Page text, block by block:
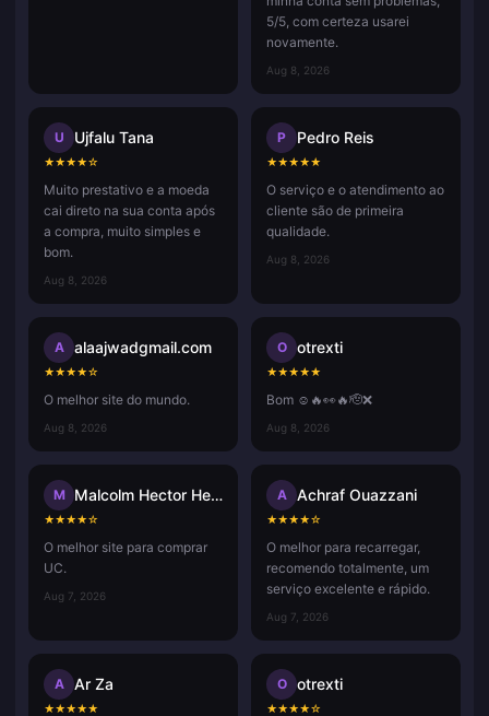
5/5, com certeza usarei
novamente.
Aug 8, 2026
U Ujfalu Tana
★★★★☆
Muito prestativo e a moeda
cai direto na sua conta após
a compra, muito simples e
bom.
Aug 8, 2026
P Pedro Reis
★★★★★
O serviço e o atendimento ao
cliente são de primeira
qualidade.
Aug 8, 2026
A alaajwadgmail.com
★★★★☆
O melhor site do mundo.
Aug 8, 2026
O otrexti
★★★★★
Bom ☺️🔥👀🔥🫡❌
Aug 8, 2026
M Malcolm Hector Herce
★★★★☆
O melhor site para comprar
UC.
Aug 7, 2026
A Achraf Ouazzani
★★★★☆
O melhor para recarregar,
recomendo totalmente, um
serviço excelente e rápido.
Aug 7, 2026
A Ar Za
★★★★★
O otrexti
★★★★☆